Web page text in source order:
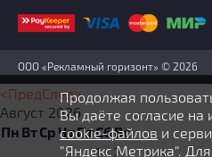
ООО «Рекламный горизонт» © 2026
Продолжая
Вы даёте согласие на
cookie-файлов и
"Яндекс Метрика".
<ПредСлед>
Август 2026
Пн ВтСр ЧтПтСбВс
1
2